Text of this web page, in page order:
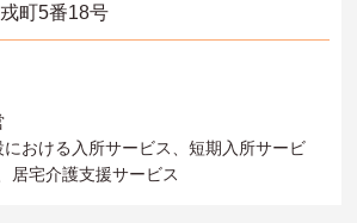
町5番18号
おける入所サービス、短期入所サービ
居宅介護支援サービス